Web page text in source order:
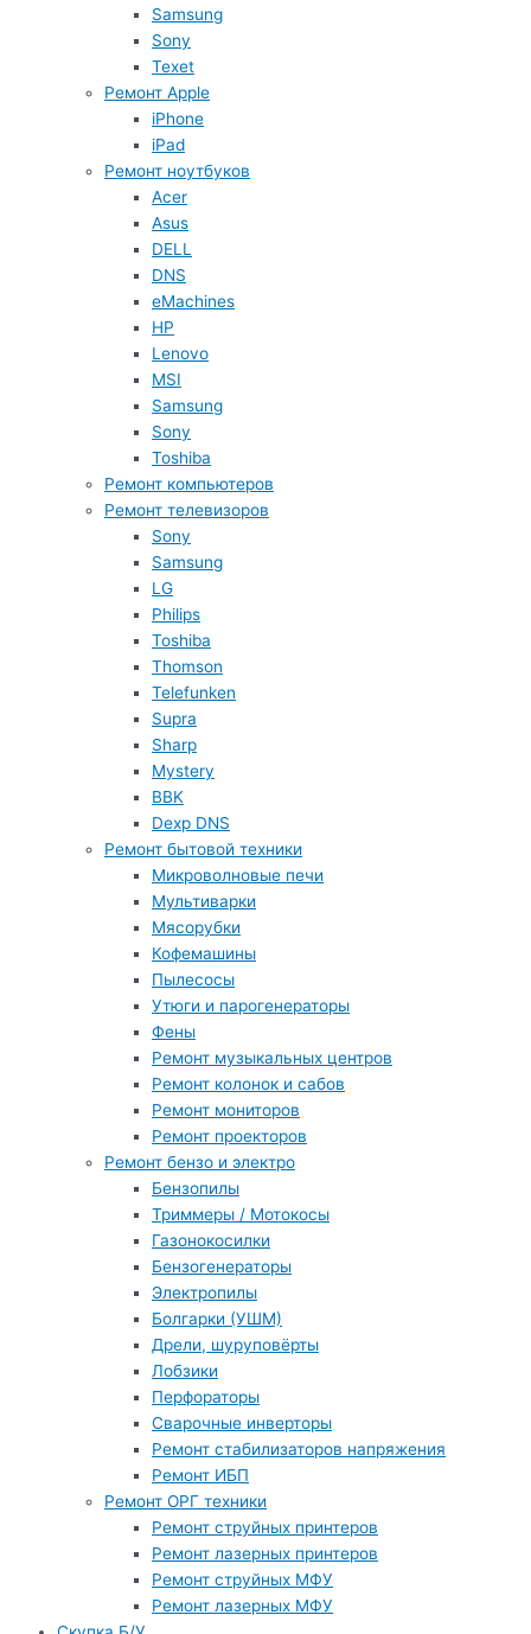
Samsung
Sony
Texet
Ремонт Apple
iPhone
iPad
Ремонт ноутбуков
Acer
Asus
DELL
DNS
eMachines
HP
Lenovo
MSI
Samsung
Sony
Toshiba
Ремонт компьютеров
Ремонт телевизоров
Sony
Samsung
LG
Philips
Toshiba
Thomson
Telefunken
Supra
Sharp
Mystery
BBK
Dexp DNS
Ремонт бытовой техники
Микроволновые печи
Мультиварки
Мясорубки
Кофемашины
Пылесосы
Утюги и парогенераторы
Фены
Ремонт музыкальных центров
Ремонт колонок и сабов
Ремонт мониторов
Ремонт проекторов
Ремонт бензо и электро
Бензопилы
Триммеры / Мотокосы
Газонокосилки
Бензогенераторы
Электропилы
Болгарки (УШМ)
Дрели, шуруповёрты
Лобзики
Перфораторы
Сварочные инверторы
Ремонт стабилизаторов напряжения
Ремонт ИБП
Ремонт ОРГ техники
Ремонт струйных принтеров
Ремонт лазерных принтеров
Ремонт струйных МФУ
Ремонт лазерных МФУ